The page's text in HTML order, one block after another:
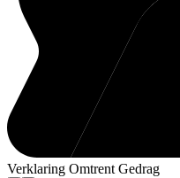
Verklaring Omtrent Gedrag